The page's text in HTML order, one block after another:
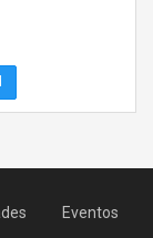
Eventos